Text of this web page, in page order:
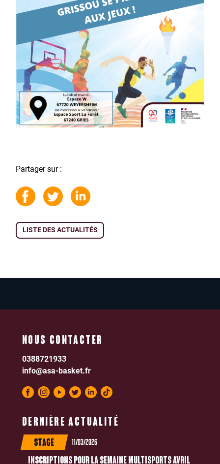
Partager sur :
LISTE DES ACTUALITÉS
DERNIÈRE ACTUALITÉ
STAGE 11/03/2026
INSCRIPTIONS POUR LA SEMAINE MULTISPORTS AVRIL
NOUS CONTACTER
0388721933
info@asa-basket.fr